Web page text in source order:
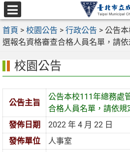
跳
至
主
要
區
選
單
首頁 > 校園公告 > 行政公告 > 公告
選報名資格審查合格人員名單，請
校園公告
公告主旨
公告本校111年總務處
合格人員名單，請依規
發佈日期
2022 年 4 月 22 日
發佈單位
人事室